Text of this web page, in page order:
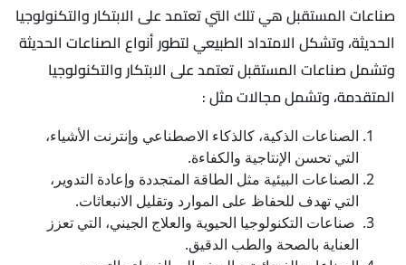
صناعات المستقبل هي تلك التي تعتمد على الابتكار والتكنولوجيا
الحديثة، وتشكل الامتداد الطبيعي لتطور أنواع الصناعات الحديثة
وتشمل صناعات المستقبل تعتمد على الابتكار والتكنولوجيا
المتقدمة، وتشمل مجالات مثل :
الصناعات الذكية، كالذكاء الاصطناعي وإنترنت الأشياء،
التي تحسن الإنتاجية والكفاءة.
الصناعات البيئية مثل الطاقة المتجددة وإعادة التدوير،
التي تهدف للحفاظ على الموارد وتقليل الانبعاثات.
صناعات التكنولوجيا الحيوية والعلاج الجيني، التي تعزز
العناية بالصحة والطب الدقيق.